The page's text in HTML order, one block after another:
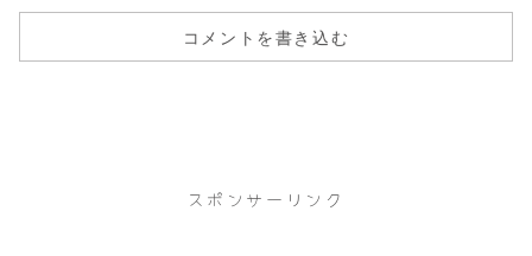
コメントを書き込む
スポンサーリンク